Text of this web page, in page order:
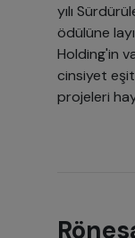
yılı
ödülüne
Holding'in
cinsiyet
projeleri